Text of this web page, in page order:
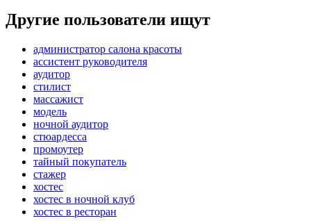
Другие пользователи ищут
администратор салона красоты
ассистент руководителя
аудитор
стилист
массажист
модель
ночной аудитор
стюардесса
промоутер
тайный покупатель
стажер
хостес
хостес в ночной клуб
хостес в ресторан